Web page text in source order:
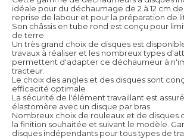
idéale pour du déchaumage de 2 à 12 cm
reprise de labour et pour la préparation de
Son châssis en tube rond est conçu pour
de terre.
Un très grand choix de disques est
travaux à réaliser et les nombreux types
permettent d'adapter ce déchaumeur à
tracteur.
Le choix des angles et des disques sont
efficacité optimale
La sécurité de l'élément travaillant est
élastomère avec un disque par bras.
Nombreux choix de rouleaux et de disques
la finition souhaitée et suivant le modèle.
disques indépendants pour tous types de